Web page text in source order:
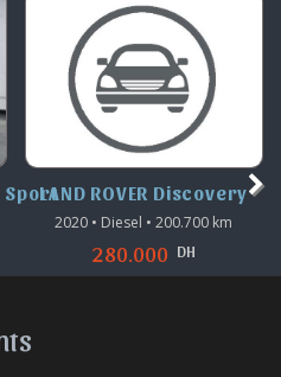
SportLAND ROVER Discovery
2020 • Diesel • 200.700 km
280.000 DH